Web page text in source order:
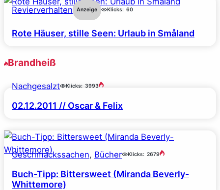
Revierverhalten Anzeige Klicks: 60
Rote Häuser, stille Seen: Urlaub in Småland
Brandheiß
Nachgesalzt Klicks: 3993
02.12.2011 // Oscar & Felix
Geschmackssachen, Bücher Klicks: 2679
Buch-Tipp: Bittersweet (Miranda Beverly-
Whittemore)